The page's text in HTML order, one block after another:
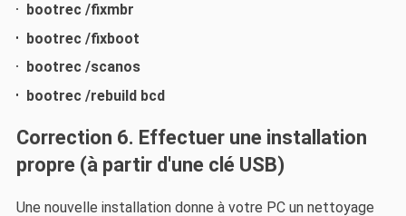
bootrec /fixmbr
bootrec /fixboot
bootrec /scanos
bootrec /rebuild bcd
Correction 6. Effectuer une installation
propre (à partir d'une clé USB)
Une nouvelle installation donne à votre PC un nettoyage